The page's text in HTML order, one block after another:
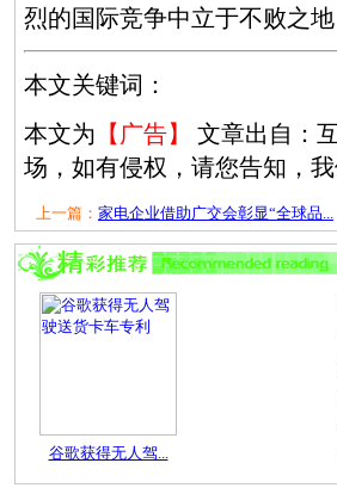
烈的国际竞争中立于不败之
本文关键词：
本文为 【广告】
文章出自：
场，如有侵权，请您告知，我
上一篇： 家电企业借助广交会彰显“全球品...
谷歌获得无人驾...